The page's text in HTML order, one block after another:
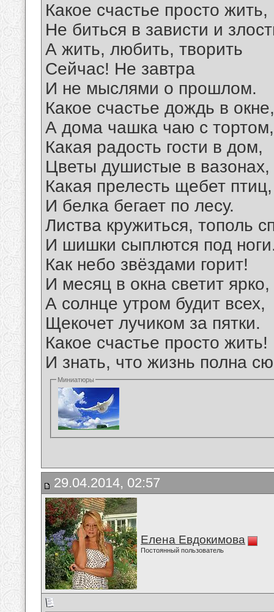
Какое счастье просто жить,
Не биться в зависти и
А жить, любить, творить
Сейчас! Не завтра
И не мыслями о прошлом.
Какое счастье дождь в окне,
А дома чашка чаю с тортом,
Какая радость гости в дом,
Цветы душистые в вазонах,
Какая прелесть щебет птиц,
И белка бегает по лесу.
Листва кружиться, тополь
И шишки сыплются под
Как небо звёздами горит!
И месяц в окна светит ярко,
А солнце утром будит всех,
Щекочет лучиком за пятки.
Какое счастье просто жить!
И знать, что жизнь полна
Миниатюры
29.04.2014, 02:57
Елена Евдокимова
Постоянный пользователь